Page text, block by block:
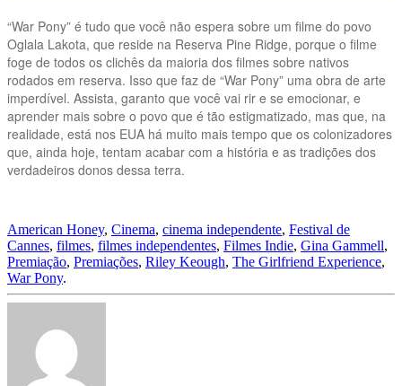
“War Pony” é tudo que você não espera sobre um filme do povo
Oglala Lakota, que reside na Reserva Pine Ridge, porque o filme
foge de todos os clichês da maioria dos filmes sobre nativos
rodados em reserva. Isso que faz de “War Pony” uma obra de arte
imperdível. Assista, garanto que você vai rir e se emocionar, e
aprender mais sobre o povo que é tão estigmatizado, mas que, na
realidade, está nos EUA há muito mais tempo que os colonizadores
que, ainda hoje, tentam acabar com a história e as tradições dos
verdadeiros donos dessa terra.
American Honey, Cinema, cinema independente, Festival de
Cannes, filmes, filmes independentes, Filmes Indie, Gina Gammell,
Premiação, Premiações, Riley Keough, The Girlfriend Experience,
War Pony.